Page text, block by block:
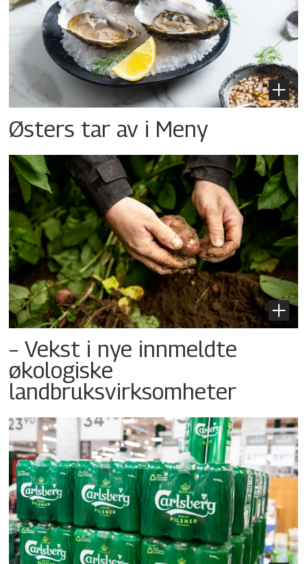
Østers tar av i Meny
– Vekst i nye innmeldte
økologiske
landbruksvirksomheter